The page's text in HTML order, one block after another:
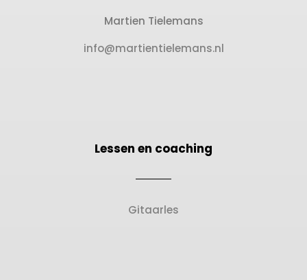
Martien Tielemans
info@martientielemans.nl
Lessen en coaching
Gitaarles